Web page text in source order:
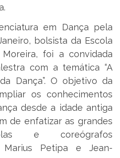
em Dança pela
bolsista da Escola
Moreira, foi a convidada
com a temática “A
Dança”. O objetivo da
os conhecimentos
desde a idade antiga
de enfatizar as grandes
e coreógrafos
Marius Petipa e Jean-